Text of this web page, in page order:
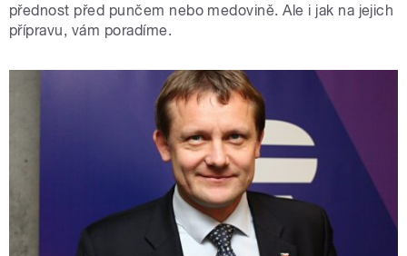
přednost před punčem nebo medovině. Ale i jak na jejich
přípravu, vám poradíme.